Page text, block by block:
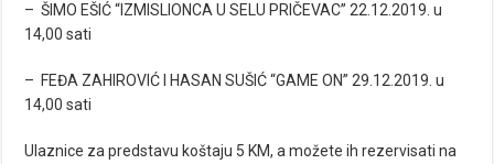
– ŠIMO EŠIĆ “IZMISLIONCA U SELU PRIČEVAC” 22.12.2019. u
14,00 sati
– FEĐA ZAHIROVIĆ I HASAN SUŠIĆ “GAME ON” 29.12.2019. u
14,00 sati
Ulaznice za predstavu koštaju 5 KM, a možete ih rezervisati na